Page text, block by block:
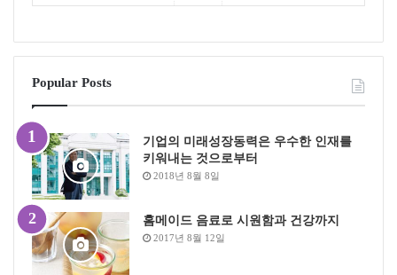
Popular Posts
기업의 미래성장동력은 우수한 인재를
키워내는 것으로부터
2018년 8월 8일
홈메이드 음료로 시원함과 건강까지
2017년 8월 12일